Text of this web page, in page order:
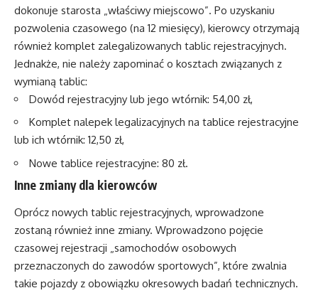
dokonuje starosta „właściwy miejscowo”. Po uzyskaniu
pozwolenia czasowego (na 12 miesięcy), kierowcy otrzymają
również komplet zalegalizowanych tablic rejestracyjnych.
Jednakże, nie należy zapominać o kosztach związanych z
wymianą tablic:
Dowód rejestracyjny lub jego wtórnik: 54,00 zł,
Komplet nalepek legalizacyjnych na tablice rejestracyjne
lub ich wtórnik: 12,50 zł,
Nowe tablice rejestracyjne: 80 zł.
Inne zmiany dla kierowców
Oprócz nowych tablic rejestracyjnych, wprowadzone
zostaną również inne zmiany. Wprowadzono pojęcie
czasowej rejestracji „samochodów osobowych
przeznaczonych do zawodów sportowych”, które zwalnia
takie pojazdy z obowiązku okresowych badań technicznych.